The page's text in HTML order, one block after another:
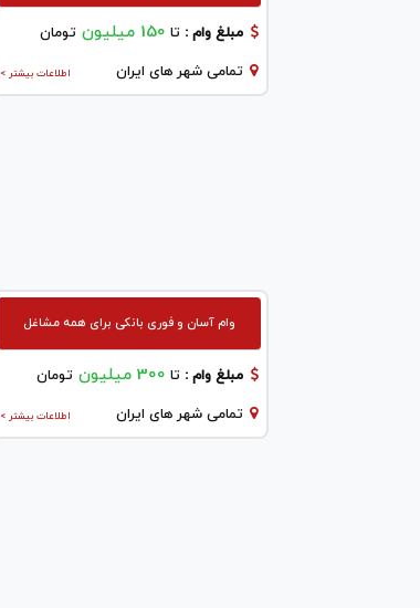
مبلغ وام : تا 150 میلیون تومان
اطلاعات بیشتر > تمامی شهر های ایران
وام آسان و فوری بانکی برای همه مشاغل
مبلغ وام : تا 300 میلیون تومان
اطلاعات بیشتر > تمامی شهر های ایران